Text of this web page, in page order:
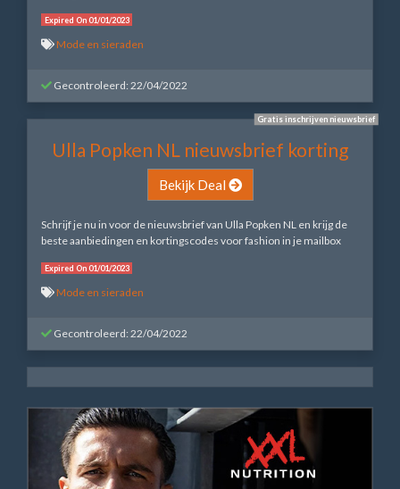
Expired On 01/01/2023
Mode en sieraden
Gecontroleerd: 22/04/2022
Gratis inschrijven nieuwsbrief
Ulla Popken NL nieuwsbrief korting
Bekijk Deal
Schrijf je nu in voor de nieuwsbrief van Ulla Popken NL en krijg de
beste aanbiedingen en kortingscodes voor fashion in je mailbox
Expired On 01/01/2023
Mode en sieraden
Gecontroleerd: 22/04/2022